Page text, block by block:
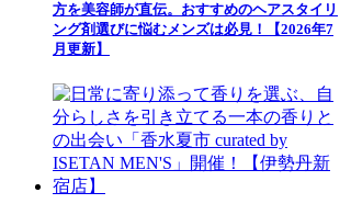
方を美容師が直伝。おすすめのヘアスタイリ
ング剤選びに悩むメンズは必見！【2026年7
月更新】